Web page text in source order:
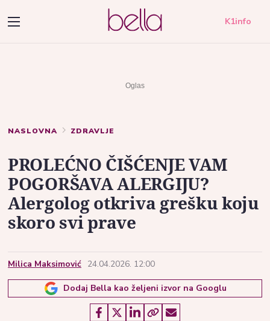
K1info
NASLOVNA ZDRAVLJE
PROLEĆNO ČIŠĆENJE VAM
POGORŠAVA ALERGIJU?
Alergolog otkriva grešku koju
skoro svi prave
Milica Maksimović 24.04.2026. 12:00
Dodaj Bella kao željeni izvor na Googlu